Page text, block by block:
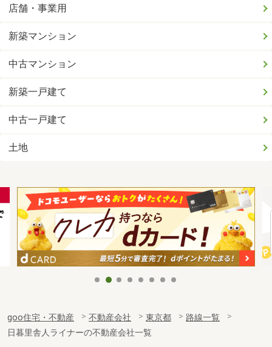
店舗・事業用
新築マンション
中古マンション
新築一戸建て
中古一戸建て
土地
goo住宅・不動産 不動産会社 東京都
路線一覧
日暮里舎人ライナーの不動産会社一覧